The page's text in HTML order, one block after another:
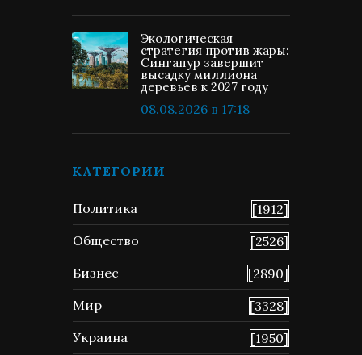
Экологическая
стратегия против жары:
Сингапур завершит
высадку миллиона
деревьев к 2027 году
08.08.2026 в 17:18
КАТЕГОРИИ
Политика
[1912]
Общество
[2526]
Бизнес
[2890]
Мир
[3328]
Украина
[1950]